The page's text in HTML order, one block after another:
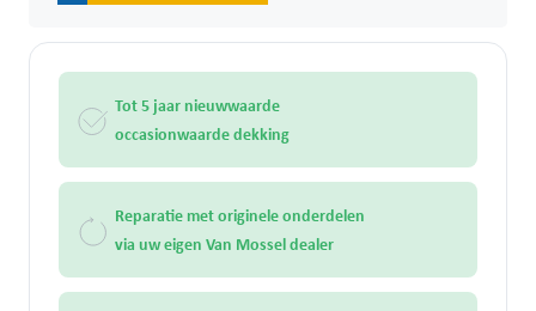
Tot 5 jaar nieuwwaarde
occasionwaarde dekking
Reparatie met originele onderdelen
via uw eigen Van Mossel dealer